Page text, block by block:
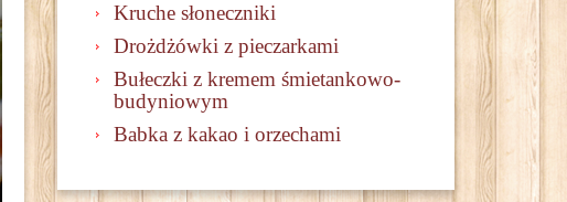
Kruche słoneczniki
Drożdżówki z pieczarkami
Bułeczki z kremem śmietankowo-
budyniowym
Babka z kakao i orzechami